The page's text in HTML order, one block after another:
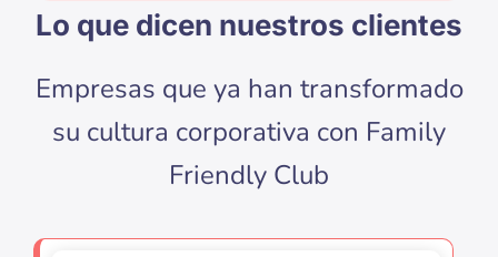
Lo que dicen nuestros clientes
Empresas que ya han transformado
su cultura corporativa con Family
Friendly Club